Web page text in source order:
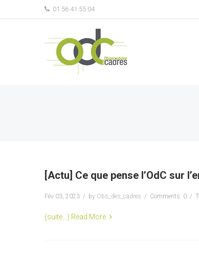
01 56 41 55 04
[Actu] Ce que pense l’OdC sur
Fév 03, 2023 by Obs_des_cadres Comments: 0
(suite…) Read More